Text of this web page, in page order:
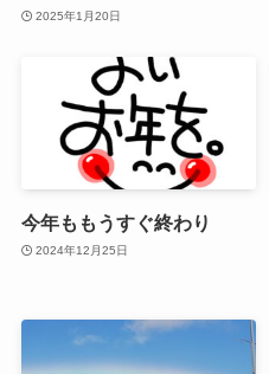
2025年1月20日
今年ももうすぐ終わり
2024年12月25日